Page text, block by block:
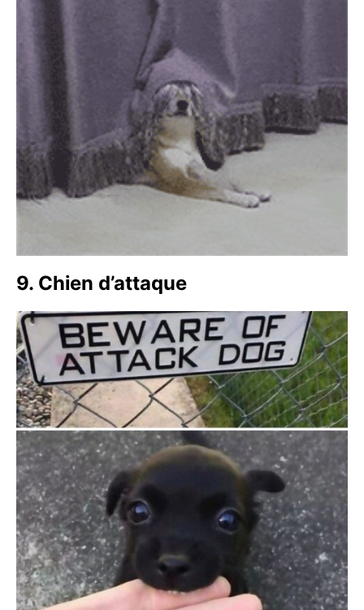
9. Chien d’attaque